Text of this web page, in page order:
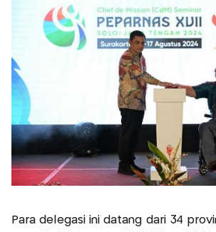
Para delegasi ini datang dari 34